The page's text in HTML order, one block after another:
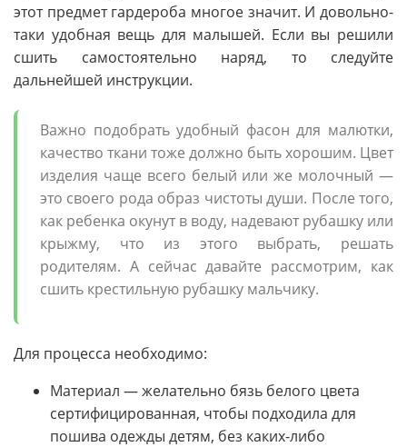
этот предмет гардероба многое значит. И довольно-
таки удобная вещь для малышей. Если вы решили
сшить самостоятельно наряд, то следуйте
дальнейшей инструкции.
Важно подобрать удобный фасон для малютки,
качество ткани тоже должно быть хорошим. Цвет
изделия чаще всего белый или же молочный —
это своего рода образ чистоты души. После того,
как ребенка окунут в воду, надевают рубашку или
крыжму, что из этого выбрать, решать
родителям. А сейчас давайте рассмотрим, как
сшить крестильную рубашку мальчику.
Для процесса необходимо:
Материал — желательно бязь белого цвета
сертифицированная, чтобы подходила для
пошива одежды детям, без каких-либо